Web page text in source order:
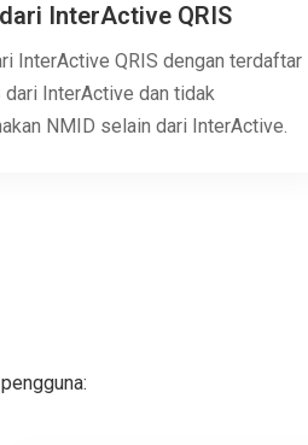
InterActive QRIS
InterActive QRIS dengan terdaftar
dari InterActive dan tidak
NMID selain dari InterActive.